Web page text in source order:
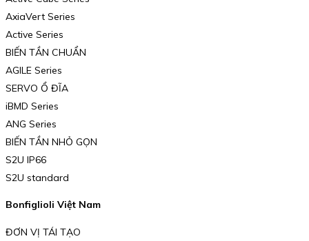
AxiaVert Series
Active Series
BIẾN TẦN CHUẨN
AGILE Series
SERVO Ổ ĐĨA
iBMD Series
ANG Series
BIẾN TẦN NHỎ GỌN
S2U IP66
S2U standard
Bonfiglioli Việt Nam
ĐƠN VỊ TÁI TẠO